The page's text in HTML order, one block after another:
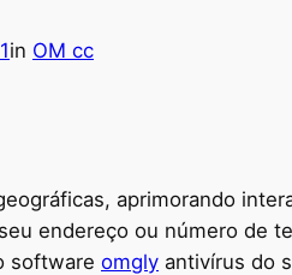
in OM cc
aprimorando
endereço ou número de
software omgly antivírus do